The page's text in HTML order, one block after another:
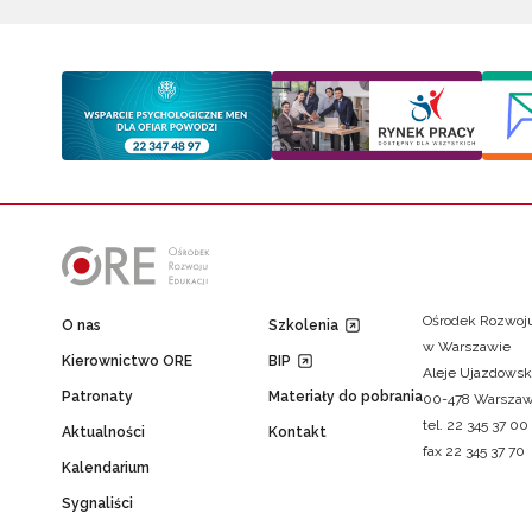
O nas
Kierownictwo ORE
Patronaty
Aktualności
Kalendarium
Sygnaliści
Szkolenia
BIP
Materiały do pobrania
Kontakt
Ośrodek
w Warszawie
Aleje
00-478
tel. 22 345 37 00
fax 22 345 37 70